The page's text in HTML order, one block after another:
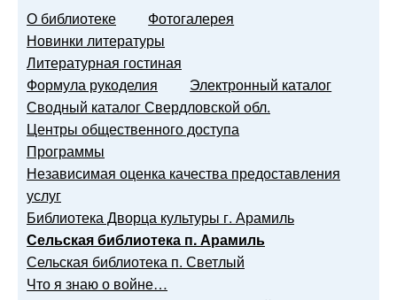
О библиотеке
Фотогалерея
Новинки литературы
Литературная гостиная
Формула рукоделия
Электронный каталог
Сводный каталог Свердловской обл.
Центры общественного доступа
Программы
Независимая оценка качества предоставления
услуг
Библиотека Дворца культуры г. Арамиль
Сельская библиотека п. Арамиль
Сельская библиотека п. Светлый
Что я знаю о войне…